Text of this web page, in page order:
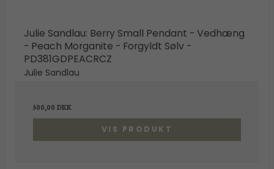
shop@guldbrandsenjuveler.dk
45 86 01 50
Julie Sandlau: Berry Small Pendant - Vedhæng
- Peach Morganite - Forgyldt Sølv -
PD381GDPEACRCZ
Julie Sandlau
500,00 DKK
VIS PRODUKT